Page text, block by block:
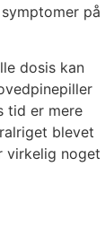
på
dosis kan
tid er mere
blevet
virkelig noget